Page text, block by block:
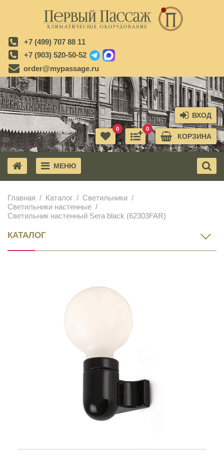
+7 (499) 707 88 11
+7 (903) 520-50-52
order@mypassage.ru
ВХОД
КОРЗИНА
0
0
МЕНЮ
Главная Каталог
Светильники
Светильники настенные
Светильник настенный Sera black (62303FAR)
КАТАЛОГ